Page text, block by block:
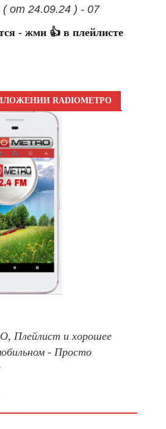
от 24.09.24 ) - 07
- жми 👍 в плейлисте
RADIOМЕТРО
Плейлист и хорошее
- Просто